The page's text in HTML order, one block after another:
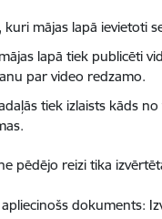
kuri mājas lapā ievietoti
lapā tiek publicēti
par video redzamo.
tiek izlaists kāds
pēdējo reizi tika
dokuments: